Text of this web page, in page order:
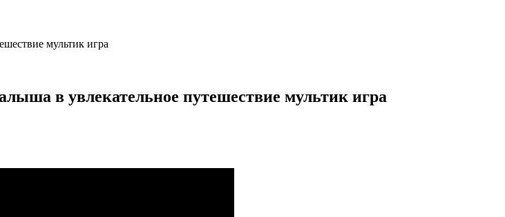
мультик игра
в увлекательное путешествие мультик игра